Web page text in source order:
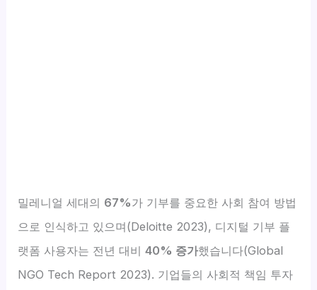
밀레니얼 세대의 67%가 기부를 중요한 사회 참여 방법
으로 인식하고 있으며(Deloitte 2023), 디지털 기부 플
랫폼 사용자는 전년 대비40% 증가했습니다(Global
NGO Tech Report 2023). 기업들의 사회적 책임 투자